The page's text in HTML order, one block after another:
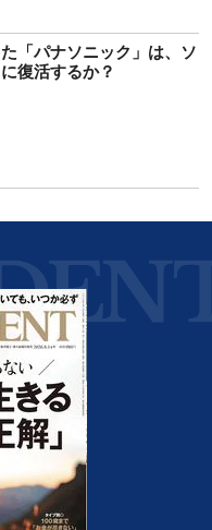
「パナソニック」は、ソ
復活するか？